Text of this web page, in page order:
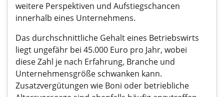
weitere Perspektiven und Aufstiegschancen
innerhalb eines Unternehmens.
Das durchschnittliche Gehalt eines Betriebswirts
liegt ungefähr bei 45.000 Euro pro Jahr, wobei
diese Zahl je nach Erfahrung, Branche und
Unternehmensgröße schwanken kann.
Zusatzvergütungen wie Boni oder betriebliche